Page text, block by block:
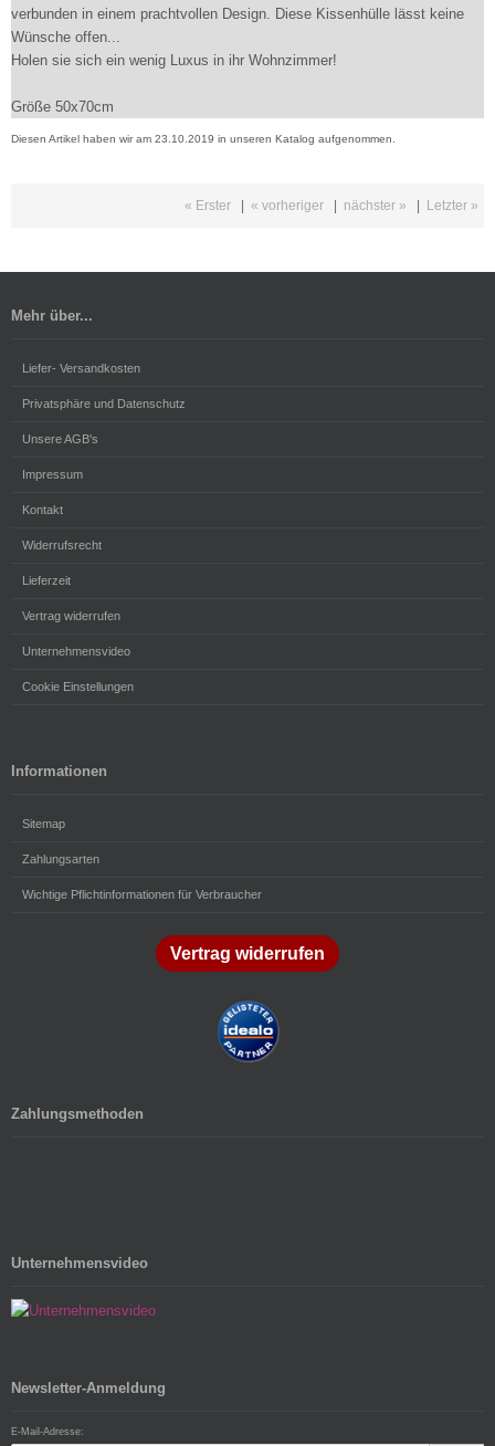
verbunden in einem prachtvollen Design. Diese Kissenhülle lässt keine
Wünsche offen...
Holen sie sich ein wenig Luxus in ihr Wohnzimmer!
Größe 50x70cm
Diesen Artikel haben wir am 23.10.2019 in unseren Katalog aufgenommen.
« Erster « vorheriger nächster » Letzter »
Mehr über...
Liefer- Versandkosten
Privatsphäre und Datenschutz
Unsere AGB's
Impressum
Kontakt
Widerrufsrecht
Lieferzeit
Vertrag widerrufen
Unternehmensvideo
Cookie Einstellungen
Informationen
Sitemap
Zahlungsarten
Wichtige Pflichtinformationen für Verbraucher
Vertrag widerrufen
Zahlungsmethoden
Unternehmensvideo
Newsletter-Anmeldung
E-Mail-Adresse: